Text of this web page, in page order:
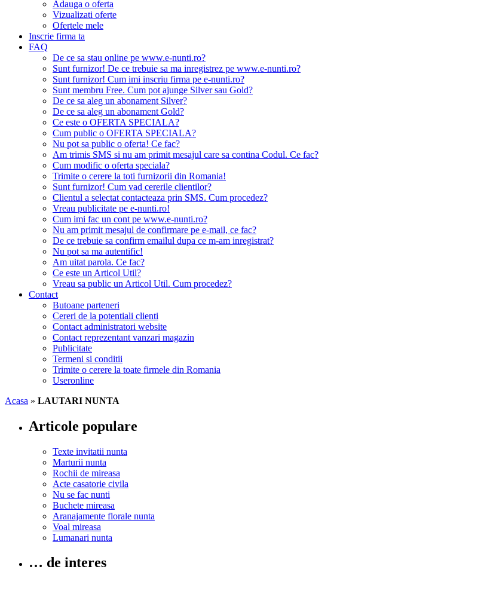
Adauga o oferta
Vizualizati oferte
Ofertele mele
Inscrie firma ta
FAQ
De ce sa stau online pe www.e-nunti.ro?
Sunt furnizor! De ce trebuie sa ma inregistrez pe www.e-nunti.ro?
Sunt furnizor! Cum imi inscriu firma pe e-nunti.ro?
Sunt membru Free. Cum pot ajunge Silver sau Gold?
De ce sa aleg un abonament Silver?
De ce sa aleg un abonament Gold?
Ce este o OFERTA SPECIALA?
Cum public o OFERTA SPECIALA?
Nu pot sa public o oferta! Ce fac?
Am trimis SMS si nu am primit mesajul care sa contina Codul. Ce fac?
Cum modific o oferta speciala?
Trimite o cerere la toti furnizorii din Romania!
Sunt furnizor! Cum vad cererile clientilor?
Clientul a selectat contacteaza prin SMS. Cum procedez?
Vreau publicitate pe e-nunti.ro!
Cum imi fac un cont pe www.e-nunti.ro?
Nu am primit mesajul de confirmare pe e-mail, ce fac?
De ce trebuie sa confirm emailul dupa ce m-am inregistrat?
Nu pot sa ma autentific!
Am uitat parola. Ce fac?
Ce este un Articol Util?
Vreau sa public un Articol Util. Cum procedez?
Contact
Butoane parteneri
Cereri de la potentiali clienti
Contact administratori website
Contact reprezentant vanzari magazin
Publicitate
Termeni si conditii
Trimite o cerere la toate firmele din Romania
Useronline
Acasa » LAUTARI NUNTA
Articole populare
Texte invitatii nunta
Marturii nunta
Rochii de mireasa
Acte casatorie civila
Nu se fac nunti
Buchete mireasa
Aranajamente florale nunta
Voal mireasa
Lumanari nunta
… de interes